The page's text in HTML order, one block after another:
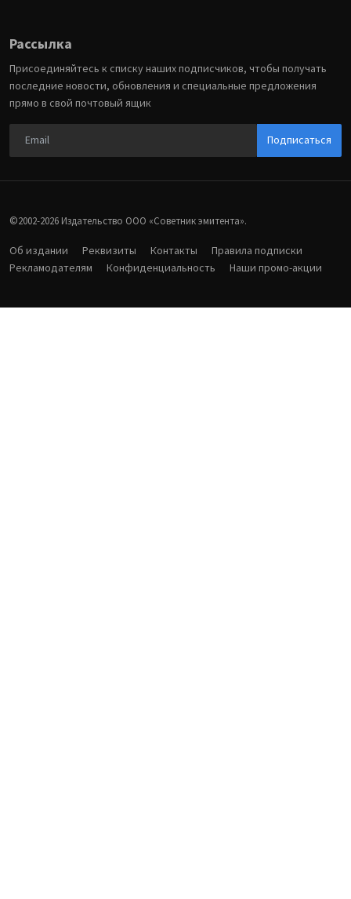
Рассылка
Присоединяйтесь к списку наших подписчиков, чтобы получать
последние новости, обновления и специальные предложения
прямо в свой почтовый ящик
Подписаться
©2002-2026 Издательство ООО «‎Советник эмитента».
Об издании Реквизиты Контакты
Правила подписки
Рекламодателям
Конфиденциальность Наши промо-акции